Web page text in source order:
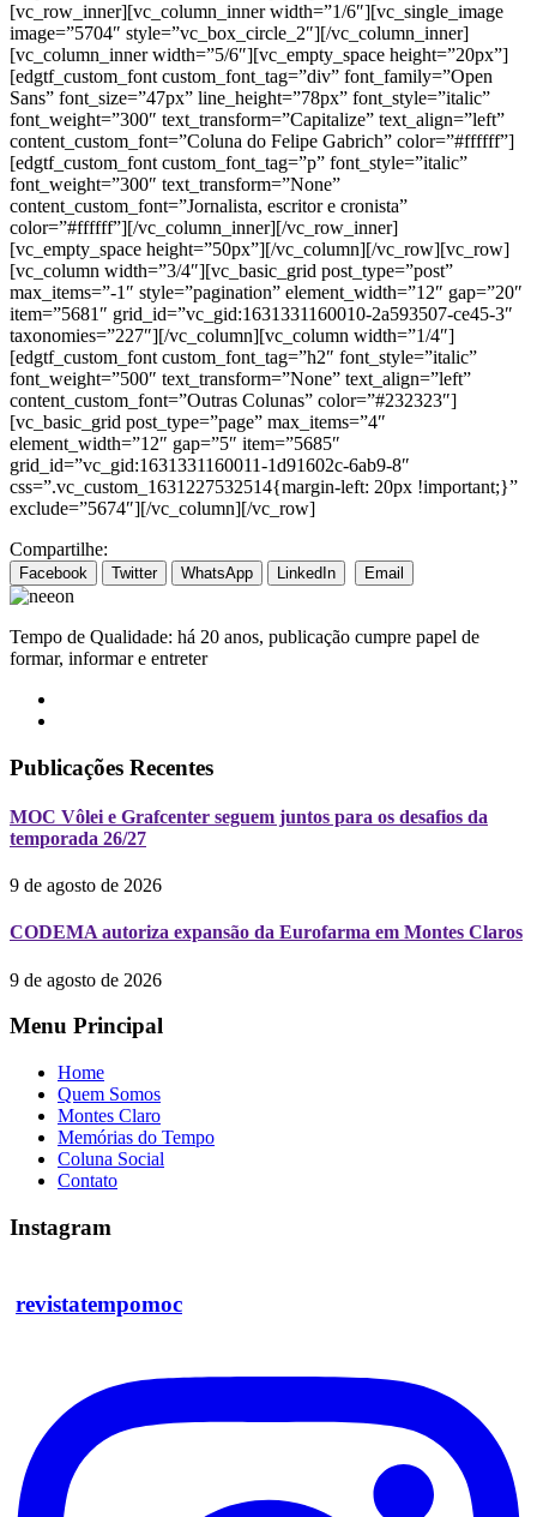
[vc_row_inner][vc_column_inner width=”1/6″][vc_single_image
image=”5704″ style=”vc_box_circle_2″][/vc_column_inner]
[vc_column_inner width=”5/6″][vc_empty_space height=”20px”]
[edgtf_custom_font custom_font_tag=”div” font_family=”Open
Sans” font_size=”47px” line_height=”78px” font_style=”italic”
font_weight=”300″ text_transform=”Capitalize” text_align=”left”
content_custom_font=”Coluna do Felipe Gabrich” color=”#ffffff”]
[edgtf_custom_font custom_font_tag=”p” font_style=”italic”
font_weight=”300″ text_transform=”None”
content_custom_font=”Jornalista, escritor e cronista”
color=”#ffffff”][/vc_column_inner][/vc_row_inner]
[vc_empty_space height=”50px”][/vc_column][/vc_row][vc_row]
[vc_column width=”3/4″][vc_basic_grid post_type=”post”
max_items=”-1″ style=”pagination” element_width=”12″ gap=”20″
item=”5681″ grid_id=”vc_gid:1631331160010-2a593507-ce45-3″
taxonomies=”227″][/vc_column][vc_column width=”1/4″]
[edgtf_custom_font custom_font_tag=”h2″ font_style=”italic”
font_weight=”500″ text_transform=”None” text_align=”left”
content_custom_font=”Outras Colunas” color=”#232323″]
[vc_basic_grid post_type=”page” max_items=”4″
element_width=”12″ gap=”5″ item=”5685″
grid_id=”vc_gid:1631331160011-1d91602c-6ab9-8″
css=”.vc_custom_1631227532514{margin-left: 20px !important;}”
exclude=”5674″][/vc_column][/vc_row]
Compartilhe:
Facebook Twitter WhatsApp LinkedIn Email
Tempo de Qualidade: há 20 anos, publicação cumpre papel de
formar, informar e entreter
Publicações Recentes
MOC Vôlei e Grafcenter seguem juntos para os desafios da
temporada 26/27
9 de agosto de 2026
CODEMA autoriza expansão da Eurofarma em Montes Claros
9 de agosto de 2026
Menu Principal
Home
Quem Somos
Montes Claro
Memórias do Tempo
Coluna Social
Contato
Instagram
revistatempomoc